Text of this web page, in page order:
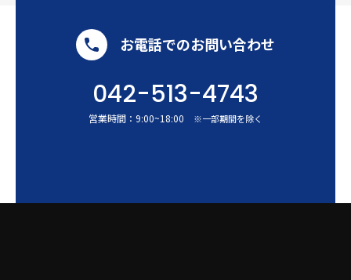
お電話でのお問い合わせ
042-513-4743
営業時間： 9:00~18:00 ※一部期間を除く